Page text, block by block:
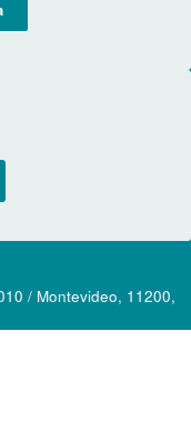
/ Montevideo, 11200,